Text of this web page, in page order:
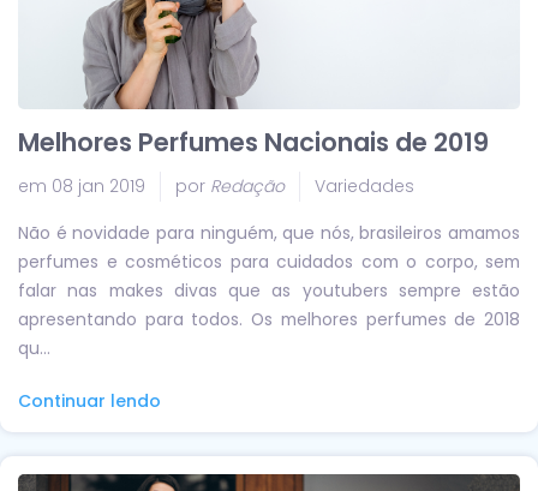
Melhores Perfumes Nacionais de 2019
em 08 jan 2019 por Redação Variedades
Não é novidade para ninguém, que nós, brasileiros amamos
perfumes e cosméticos para cuidados com o corpo, sem
falar nas makes divas que as youtubers sempre estão
apresentando para todos. Os melhores perfumes de 2018
qu...
Continuar lendo